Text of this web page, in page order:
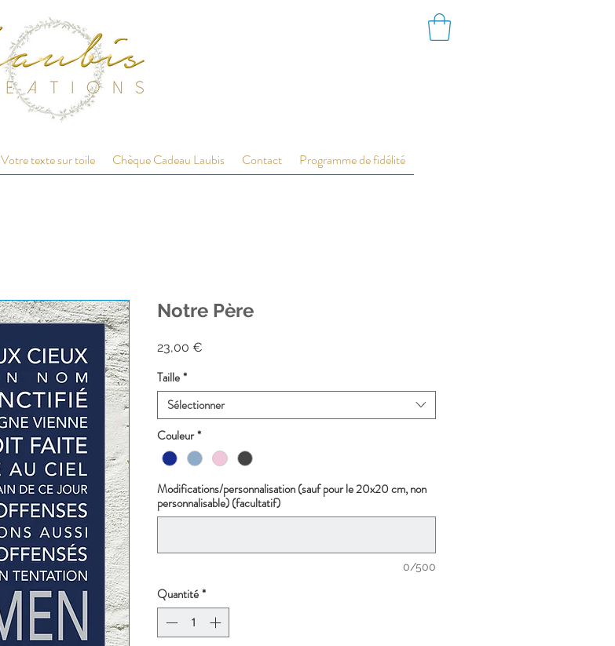
Votre texte sur toile Chèque Cadeau Laubis Contact Programme de fidélité
Notre Père
23,00 €
Taille*
Sélectionner
Couleur*
Modifications/personnalisation (sauf pour le 20x20 cm, non
personnalisable) (facultatif)
0/500
Quantité*